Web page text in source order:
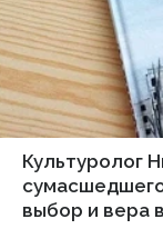
Культуролог
выбор и вера